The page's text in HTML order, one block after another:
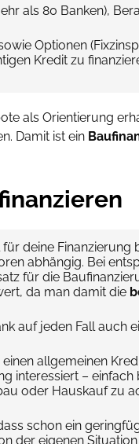
als 80 Banken),
Optionen
Kredit zu
als Orientierung
Damit ist ein
deine Finanzierung
abhängig. Bei
für die
da man damit die
auf jeden Fall auch
allgemeinen
interessiert –
oder Hauskauf zu
schon ein
der eigenen